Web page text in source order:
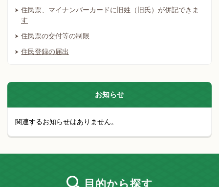
住民票、マイナンバーカードに旧姓（旧氏）が併記できま
す
住民票の交付等の制限
住民登録の届出
お知らせ
関連するお知らせはありません。
目的から探す